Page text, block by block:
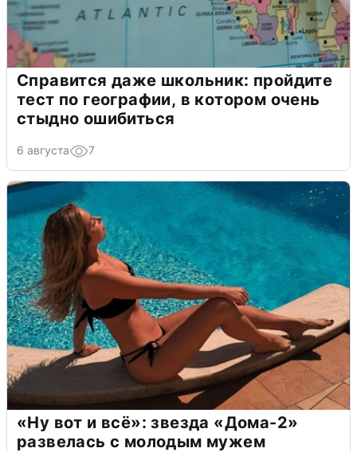
Справится даже школьник: пройдите
тест по географии, в котором очень
стыдно ошибиться
6 августа 7
«Ну вот и всё»: звезда «Дома-2»
развелась с молодым мужем